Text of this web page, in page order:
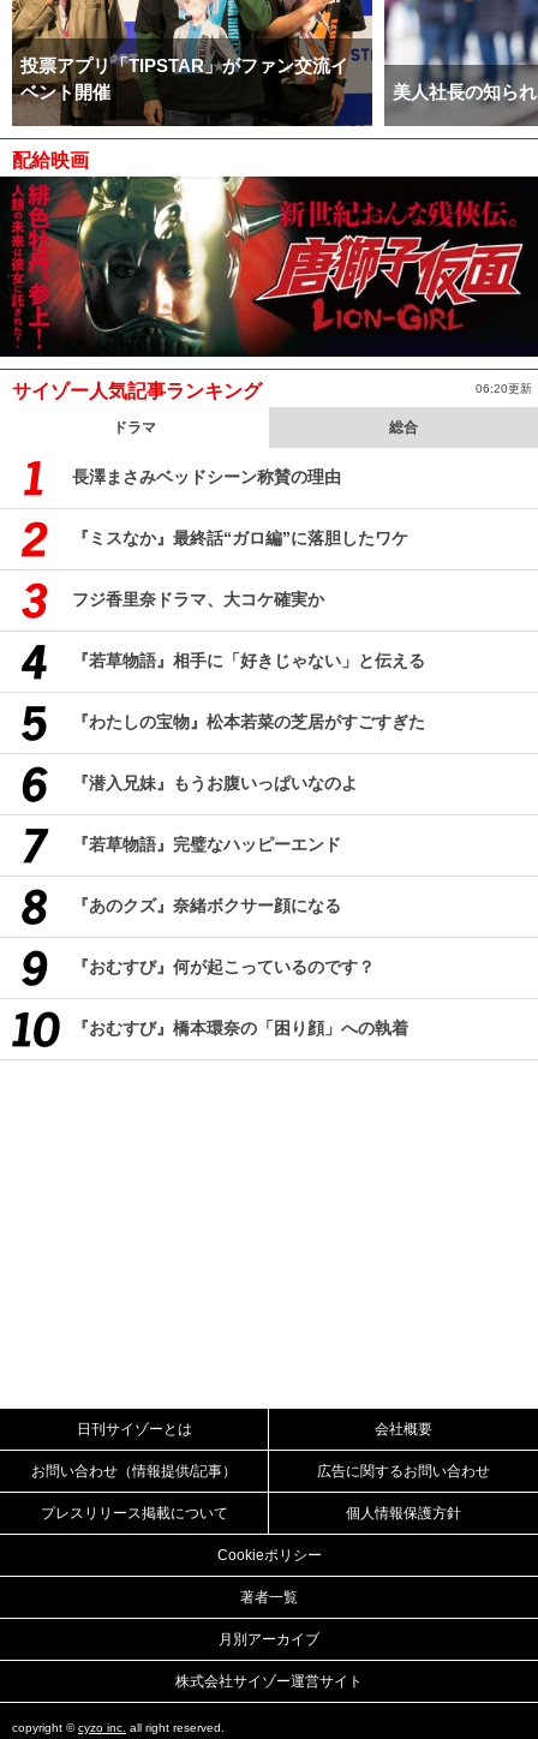
投票アプリ「TIPSTAR」がファン交流イ
ベント開催
美人社長の知ら
配給映画
サイゾー人気記事ランキング 06:20更新
ドラマ 総合
長澤まさみベッドシーン称賛の理由
『ミスなか』最終話“ガロ編”に落胆したワケ
フジ香里奈ドラマ、大コケ確実か
『若草物語』相手に「好きじゃない」と伝える
『わたしの宝物』松本若菜の芝居がすごすぎた
『潜入兄妹』もうお腹いっぱいなのよ
『若草物語』完璧なハッピーエンド
『あのクズ』奈緒ボクサー顔になる
『おむすび』何が起こっているのです？
『おむすび』橋本環奈の「困り顔」への執着
日刊サイゾーとは 会社概要
お問い合わせ（情報提供/記事） 広告に関するお問い合わせ
プレスリリース掲載について 個人情報保護方針
Cookieポリシー
著者一覧
月別アーカイブ
株式会社サイゾー運営サイト
copyright ©cyzo inc. all right reserved.